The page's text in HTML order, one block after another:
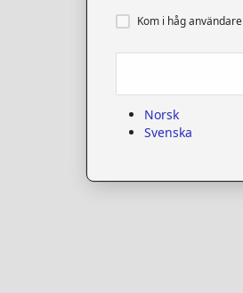
Kom
i
Kom i håg användare
Norsk
Svenska